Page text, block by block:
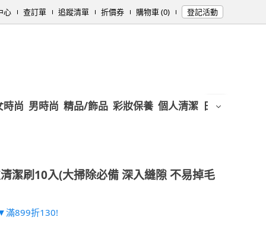
心 查訂單 追蹤清單 折價券 購物車 (0) 登記活動
時尚 男時尚 精品/飾品 彩妝保養 個人清潔 日用/紙品
潔刷10入(大掃除必備 深入縫隙 不易掉毛
滿899折130!